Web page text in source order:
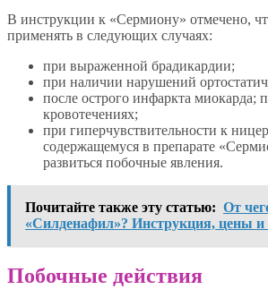
В инструкции к «Сермиону» отмечено,
применять в следующих случаях:
при выраженной брадикардии;
при наличии нарушений
после острого инфаркта миокарда;
кровотечениях;
при гиперчувствительности к
содержащемуся в препарате
развиться побочные явления.
Почитайте также эту статью: От
«Силденафил»? Инструкция, цены
Побочные действия